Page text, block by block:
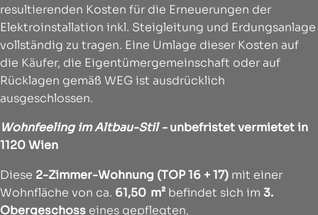
resultierenden Kosten für die Erneuerungen der
Elektroinstallation inkl. Steigleitung und Erdungsanlage
vollständig zu tragen. Eine Umlage dieser Kosten auf
die Käufer, die Eigentümergemeinschaft oder auf
Rücklagen gemäß WEG ist ausdrücklich
ausgeschlossen.
Wohnfeeling im Altbau-Stil -unbefristet vermietet in
1120 Wien
Diese 2-Zimmer-Wohnung (TOP 16 + 17) mit einer
Wohnfläche von ca. 61,50 m² befindet sich im 3.
Obergeschoss eines gepflegten,